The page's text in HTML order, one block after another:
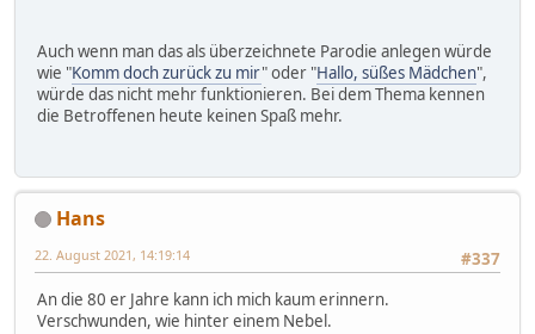
Auch wenn man das als überzeichnete Parodie anlegen würde
wie "Komm doch zurück zu mir" oder "Hallo, süßes Mädchen",
würde das nicht mehr funktionieren. Bei dem Thema kennen
die Betroffenen heute keinen Spaß mehr.
Hans
#337
22. August 2021, 14:19:14
An die 80 er Jahre kann ich mich kaum erinnern.
Verschwunden, wie hinter einem Nebel.